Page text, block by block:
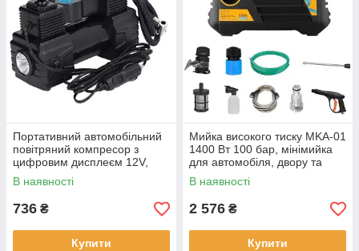
Портативний автомобільний
повітряний компресор з
цифровим дисплеєм 12V,
електронасос для шин авто,
універсальний насос
В наявності
736 ₴
Купити
Мийка високого тиску MKA-01
1400 Вт 100 бар, мінімийка
для автомобіля, двору та
саду 220 В
В наявності
2 576 ₴
Купити